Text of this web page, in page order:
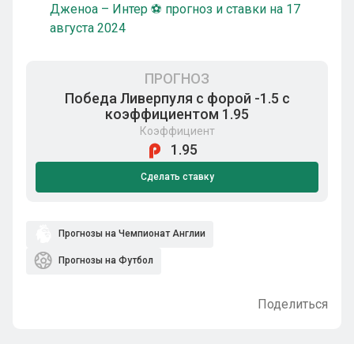
Дженоа – Интер ⚽ прогноз и ставки на 17
августа 2024
ПРОГНОЗ
Победа Ливерпуля с форой -1.5 с
коэффициентом 1.95
Коэффициент
1.95
Сделать ставку
Прогнозы на Чемпионат Англии
Прогнозы на Футбол
Поделиться